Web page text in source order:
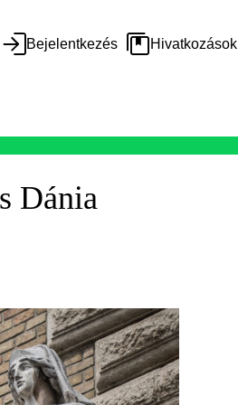
Bejelentkezés Hivatkozások
Dánia